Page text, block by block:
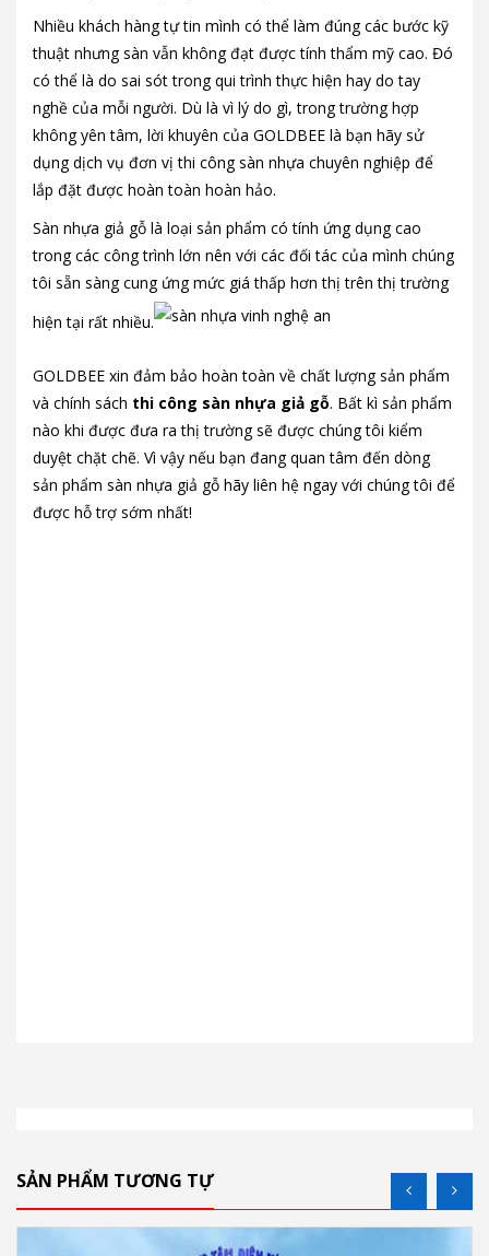
Nhiều khách hàng tự tin mình có thể làm đúng các bước kỹ
thuật nhưng sàn vẫn không đạt được tính thẩm mỹ cao. Đó
có thể là do sai sót trong qui trình thực hiện hay do tay
nghề của mỗi người. Dù là vì lý do gì, trong trường hợp
không yên tâm, lời khuyên của GOLDBEE là bạn hãy sử
dụng dịch vụ đơn vị thi công sàn nhựa chuyên nghiệp để
lắp đặt được hoàn toàn hoàn hảo.
Sàn nhựa giả gỗ là loại sản phẩm có tính ứng dụng cao
trong các công trình lớn nên với các đối tác của mình chúng
tôi sẵn sàng cung ứng mức giá thấp hơn thị trên thị trường
hiện tại rất nhiều.
GOLDBEE xin đảm bảo hoàn toàn về chất lượng sản phẩm
và chính sách thi công sàn nhựa giả gỗ. Bất kì sản phẩm
nào khi được đưa ra thị trường sẽ được chúng tôi kiểm
duyệt chặt chẽ. Vì vậy nếu bạn đang quan tâm đến dòng
sản phẩm sàn nhựa giả gỗ hãy liên hệ ngay với chúng tôi để
được hỗ trợ sớm nhất!
SẢN PHẨM TƯƠNG TỰ